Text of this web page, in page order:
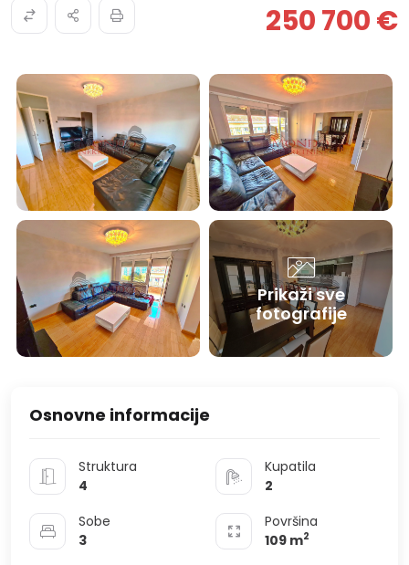
250 700 €
Prikaži sve
fotografije
Osnovne informacije
Struktura
4
Kupatila
2
Sobe
3
Površina
109 m2